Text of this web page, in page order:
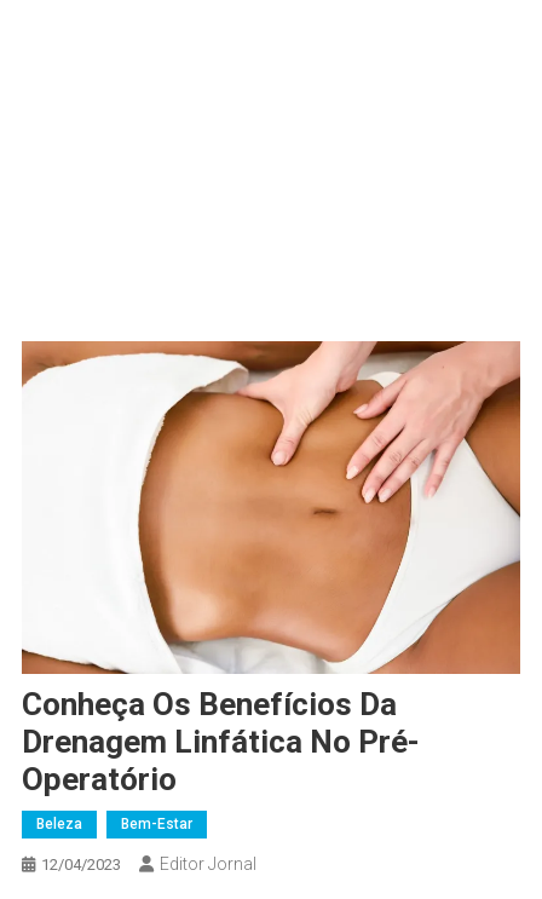
Conheça Os Benefícios Da
Drenagem Linfática No Pré-
Operatório
Beleza Bem-Estar
12/04/2023 Editor Jornal